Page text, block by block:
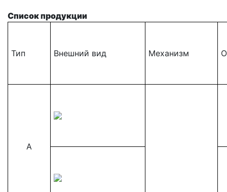
Список продукции
Тип Внешний вид Механизм
A